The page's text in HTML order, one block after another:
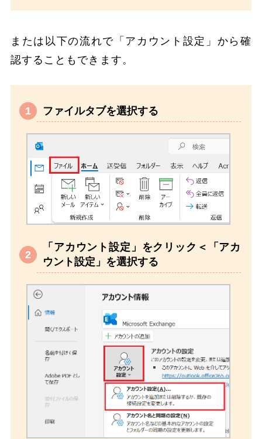
または以下の流れで「アカウント設定」から確
認することもできます。
ファイルタブを選択する
「アカウント設定」をクリック＜「アカ
ウント設定」を選択する